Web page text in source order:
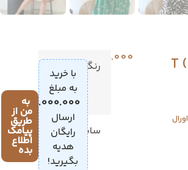
اورال
1.599.000 تومان
رنگ
سایز
1
2
با خرید
به مبلغ
4.000.000 تومان
ارسال
رایگان
هدیه
بگیرید!
به
من از
طریق
پیامک
اطلاع
بده